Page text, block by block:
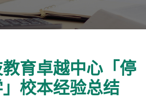
育卓越中心「停
校本经验总结